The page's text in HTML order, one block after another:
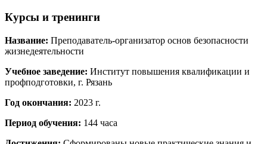
Курсы и тренинги
Название: Преподаватель-организатор основ безопасности
жизнедеятельности
Учебное заведение: Институт повышения квалификации и
профподготовки, г. Рязань
Год окончания: 2023 г.
Период обучения: 144 часа